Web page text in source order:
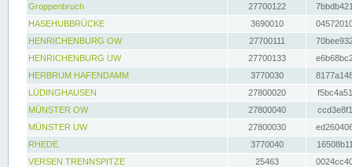
Groppenbruch
27700122
HASEHUBBRÜCKE
3690010
HENRICHENBURG OW
27700111
HENRICHENBURG UW
27700133
HERBRUM HAFENDAMM
3770030
LÜDINGHAUSEN
27800020
MÜNSTER OW
27800040
MÜNSTER UW
27800030
RHEDE
3770040
VERSEN TRENNSPITZE
25463